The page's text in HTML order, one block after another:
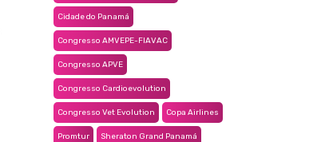
Cidade do Panamá
Congresso AMVEPE-FIAVAC
Congresso APVE
Congresso Cardioevolution
Congresso Vet Evolution Copa Airlines
Promtur Sheraton Grand Panamá